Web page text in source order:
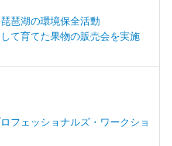
琶湖の環境保全活動
て育てた果物の販売会を実施
フェッショナルズ・ワークショ